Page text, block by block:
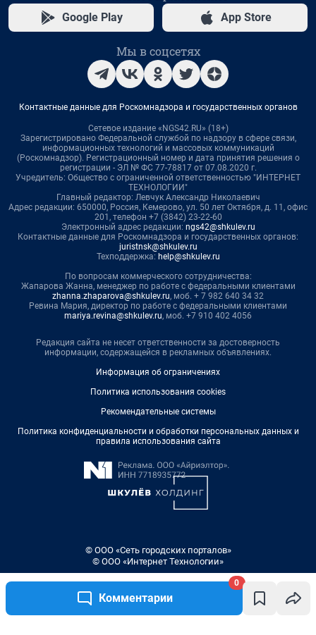
Комментарии
0
Google Play App Store
Мы в соцсетях
Контактные данные для Роскомнадзора и государственных органов
Сетевое издание «NGS42.RU» (18+)
Зарегистрировано Федеральной службой по надзору в сфере связи,
информационных технологий и массовых коммуникаций
(Роскомнадзор). Регистрационный номер и дата принятия решения о
регистрации - ЭЛ № ФС 77-78817 от 07.08.2020 г.
Учредитель: Общество с ограниченной ответственностью "ИНТЕРНЕТ
ТЕХНОЛОГИИ"
Главный редактор: Левчук Александр Николаевич
Адрес редакции: 650000, Россия, Кемерово, ул. 50 лет Октября, д. 11, офис
201, телефон +7 (3842) 23-22-60
Электронный адрес редакции: ngs42@shkulev.ru
Контактные данные для Роскомнадзора и государственных органов:
juristnsk@shkulev.ru
Техподдержка: help@shkulev.ru
По вопросам коммерческого сотрудничества:
Жапарова Жанна, менеджер по работе с федеральными клиентами
zhanna.zhaparova@shkulev.ru, моб. + 7 982 640 34 32
Ревина Мария, директор по работе с федеральными клиентами
mariya.revina@shkulev.ru, моб. +7 910 402 4056
Редакция сайта не несет ответственности за достоверность
информации, содержащейся в рекламных объявлениях.
Информация об ограничениях
Политика использования cookies
Рекомендательные системы
Политика конфиденциальности и обработки персональных данных и
правила использования сайта
© ООО «Сеть городских порталов»
© ООО «Интернет Технологии»